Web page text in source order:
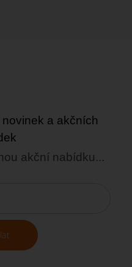
a akčních
akční nabídku...